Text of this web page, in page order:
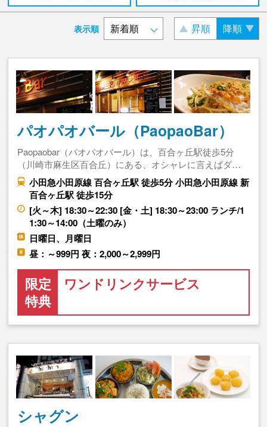
表示順 昇順 降順
パオパオバール（PaopaoBar）
Paopaobar（パオパオバール）は、百合ヶ丘駅徒歩5分
（川崎市麻生区百合丘）にある、オシャレに言えばダ…
小田急小田原線 百合ヶ丘駅 徒歩5分 小田急小田原線 新
百合ヶ丘駅 徒歩15分
[火～木] 18:30～22:30 [金・土] 18:30～23:00 ランチ/1
1:30～14:00（土曜のみ）
日曜日、月曜日
昼：～999円 夜：2,000～2,999円
限定
特典
ワンドリンクサービス
シャグン